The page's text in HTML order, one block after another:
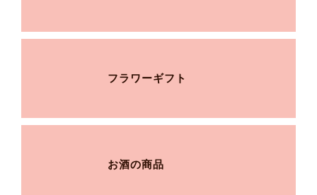
フラワーギフト
お酒の商品